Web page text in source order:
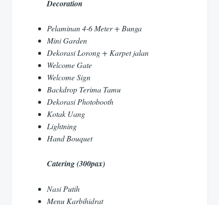
Decoration
Pelaminan 4-6 Meter + Bunga
Mini Garden
Dekorasi Lorong + Karpet jalan
Welcome Gate
Welcome Sign
Backdrop Terima Tamu
Dekorasi Photobooth
Kotak Uang
Lightning
Hand Bouquet
Catering (300pax)
Nasi Putih
Menu Karbihidrat